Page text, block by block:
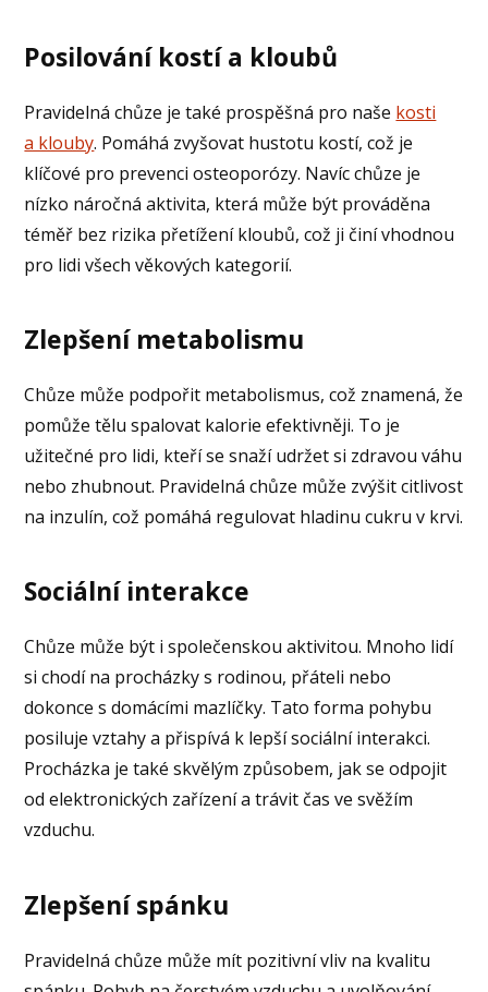
Posilování kostí a kloubů
Pravidelná chůze je také prospěšná pro naše kosti
a klouby. Pomáhá zvyšovat hustotu kostí, což je
klíčové pro prevenci osteoporózy. Navíc chůze je
nízko náročná aktivita, která může být prováděna
téměř bez rizika přetížení kloubů, což ji činí vhodnou
pro lidi všech věkových kategorií.
Zlepšení metabolismu
Chůze může podpořit metabolismus, což znamená, že
pomůže tělu spalovat kalorie efektivněji. To je
užitečné pro lidi, kteří se snaží udržet si zdravou váhu
nebo zhubnout. Pravidelná chůze může zvýšit citlivost
na inzulín, což pomáhá regulovat hladinu cukru v krvi.
Sociální interakce
Chůze může být i společenskou aktivitou. Mnoho lidí
si chodí na procházky s rodinou, přáteli nebo
dokonce s domácími mazlíčky. Tato forma pohybu
posiluje vztahy a přispívá k lepší sociální interakci.
Procházka je také skvělým způsobem, jak se odpojit
od elektronických zařízení a trávit čas ve svěžím
vzduchu.
Zlepšení spánku
Pravidelná chůze může mít pozitivní vliv na kvalitu